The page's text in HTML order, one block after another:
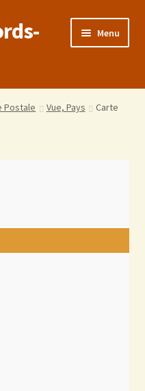
Menu
Paiements
Postale Vue, Pays
Carte